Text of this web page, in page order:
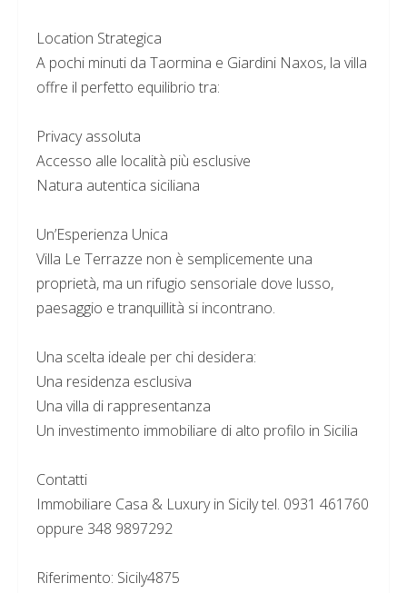
Location Strategica
A pochi minuti da Taormina e Giardini Naxos, la villa
offre il perfetto equilibrio tra:
Privacy assoluta
Accesso alle località più esclusive
Natura autentica siciliana
Un’Esperienza Unica
Villa Le Terrazze non è semplicemente una
proprietà, ma un rifugio sensoriale dove lusso,
paesaggio e tranquillità si incontrano.
Una scelta ideale per chi desidera:
Una residenza esclusiva
Una villa di rappresentanza
Un investimento immobiliare di alto profilo in Sicilia
Contatti
Immobiliare Casa & Luxury in Sicily tel. 0931 461760
oppure 348 9897292
Riferimento: Sicily4875